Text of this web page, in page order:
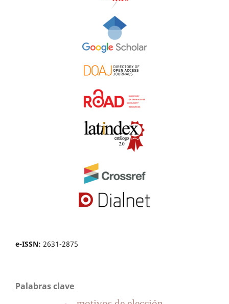
e-ISSN: 2631-2875
Palabras clave